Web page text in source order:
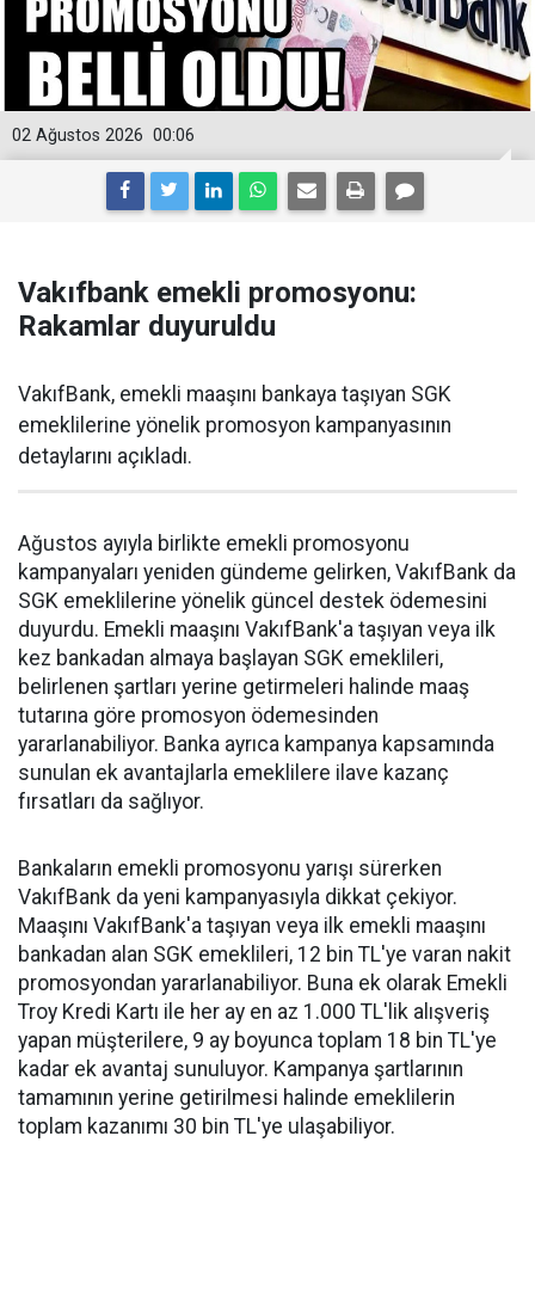
00:06
02 Ağustos 2026
Vakıfbank emekli promosyonu:
Rakamlar duyuruldu
VakıfBank, emekli maaşını bankaya taşıyan SGK
emeklilerine yönelik promosyon kampanyasının
detaylarını açıkladı.
Ağustos ayıyla birlikte emekli promosyonu
kampanyaları yeniden gündeme gelirken, VakıfBank da
SGK emeklilerine yönelik güncel destek ödemesini
duyurdu. Emekli maaşını VakıfBank'a taşıyan veya ilk
kez bankadan almaya başlayan SGK emeklileri,
belirlenen şartları yerine getirmeleri halinde maaş
tutarına göre promosyon ödemesinden
yararlanabiliyor. Banka ayrıca kampanya kapsamında
sunulan ek avantajlarla emeklilere ilave kazanç
fırsatları da sağlıyor.
Bankaların emekli promosyonu yarışı sürerken
VakıfBank da yeni kampanyasıyla dikkat çekiyor.
Maaşını VakıfBank'a taşıyan veya ilk emekli maaşını
bankadan alan SGK emeklileri, 12 bin TL'ye varan nakit
promosyondan yararlanabiliyor. Buna ek olarak Emekli
Troy Kredi Kartı ile her ay en az 1.000 TL'lik alışveriş
yapan müşterilere, 9 ay boyunca toplam 18 bin TL'ye
kadar ek avantaj sunuluyor. Kampanya şartlarının
tamamının yerine getirilmesi halinde emeklilerin
toplam kazanımı 30 bin TL'ye ulaşabiliyor.